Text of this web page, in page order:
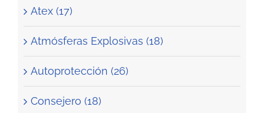
Atex (17)
Atmósferas Explosivas (18)
Autoprotección (26)
Consejero (18)